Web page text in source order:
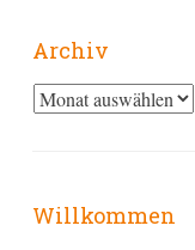
Archiv
Archiv
Willkommen